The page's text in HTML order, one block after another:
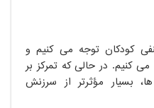
کودکان توجه می کنیم و
کنیم. در حالی که تمرکز بر
بسیار مؤثرتر از سرزنش